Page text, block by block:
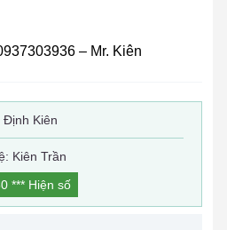
– Mr. Kiên
Định Kiên
Kiên Trần
*** Hiện số